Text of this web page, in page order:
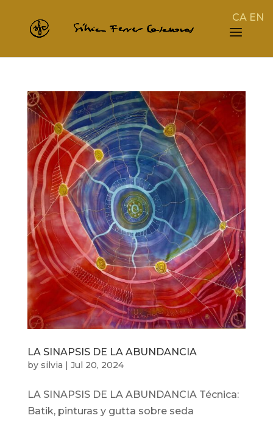
LA SINAPSIS DE LA ABUNDANCIA
by silvia | Jul 20, 2024
LA SINAPSIS DE LA ABUNDANCIA Técnica:
Batik, pinturas y gutta sobre seda
CA EN